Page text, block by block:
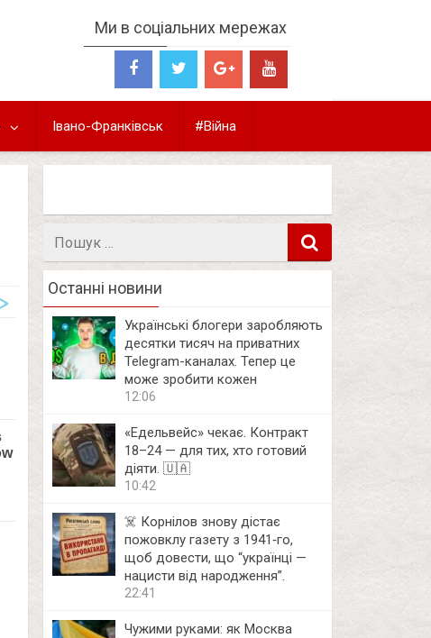
Ми в соціальних мережах
Івано-Франківськ #Війна
Останні новини
Українські блогери заробляють
десятки тисяч на приватних
Telegram-каналах. Тепер це
може зробити кожен
12:06
«Едельвейс» чекає. Контракт
18–24 — для тих, хто готовий
діяти. 🇺🇦
10:42
☠️ Корнілов знову дістає
пожовклу газету з 1941‑го,
щоб довести, що “українці —
нацисти від народження”.
22:41
Чужими руками: як Москва